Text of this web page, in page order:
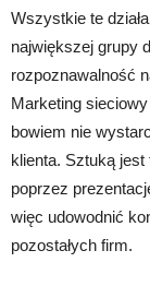
Wszystkie te
największej grupy
rozpoznawalność
Marketing
bowiem nie
klienta. Sztuką
poprzez
więc udowodnić
pozostałych firm.